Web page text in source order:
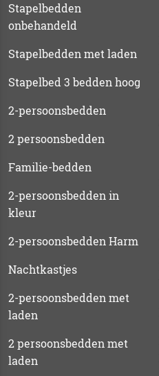
Stapelbedden
onbehandeld
Stapelbedden met laden
Stapelbed 3 bedden hoog
2-persoonsbedden
2 persoonsbedden
Familie-bedden
2-persoonsbedden in
kleur
2-persoonsbedden Harm
Nachtkastjes
2-persoonsbedden met
laden
2 persoonsbedden met
laden